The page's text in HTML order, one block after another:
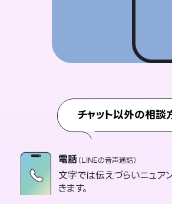
チャット以外の相談
電話（LINEの音声通話）
文字では伝えづらいニュア
きます。